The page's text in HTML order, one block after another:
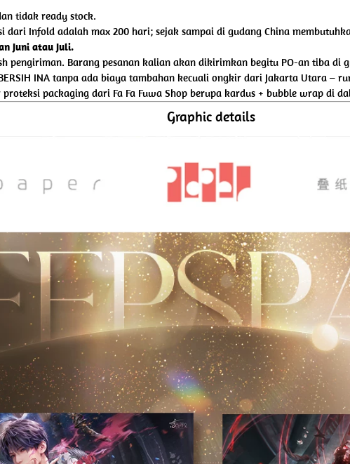
tidak ready stock.
dari Infold adalah max 200 hari; sejak sampai di gudang China
Juni atau Juli.
pengiriman. Barang pesanan kalian akan dikirimkan begitu PO-an tiba di
INA tanpa ada biaya tambahan kecuali ongkir dari Jakarta Utara –
packaging dari Fa Fa Fuwa Shop berupa kardus + bubble wrap di
Graphic details